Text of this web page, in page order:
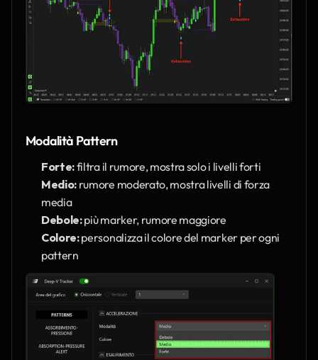
Modalità Pattern
Forte: filtra il rumore, mostra solo i livelli forti
Medio: rumore moderato, mostra livelli di forza
media
Debole: più marker, rumore maggiore
Colore: personalizza il colore del marker per ogni
pattern